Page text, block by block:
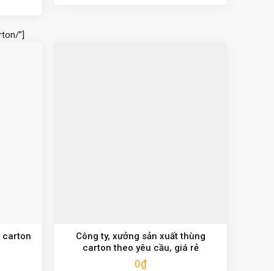
”]
carton
Công ty, xưởng sản xuất thùng
carton theo yêu cầu, giá rẻ
0₫